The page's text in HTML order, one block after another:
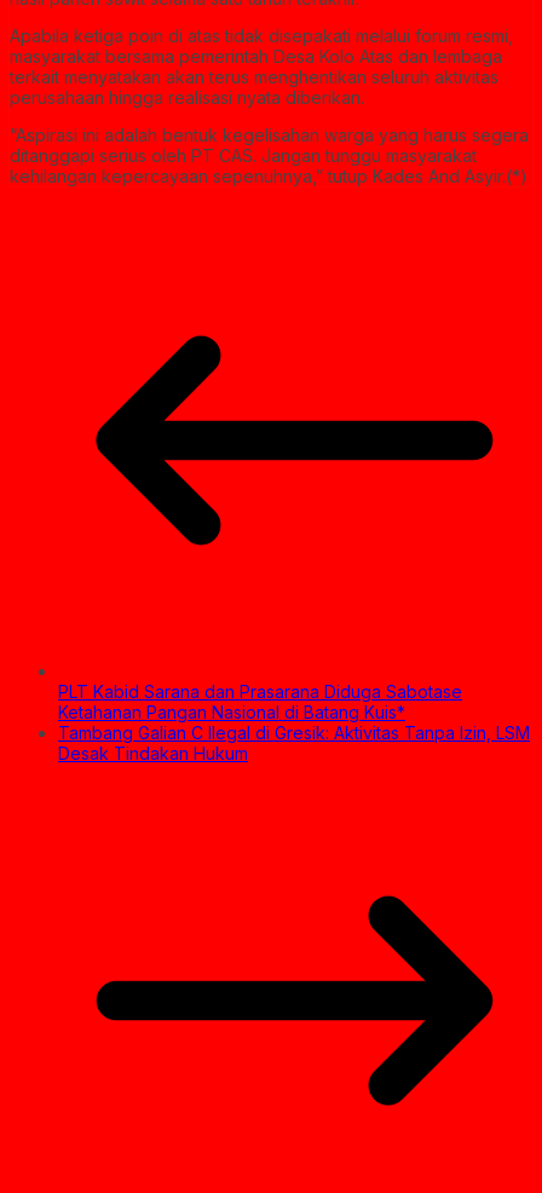
Apabila ketiga poin di atas tidak disepakati melalui forum resmi,
masyarakat bersama pemerintah Desa Kolo Atas dan lembaga
terkait menyatakan akan terus menghentikan seluruh aktivitas
perusahaan hingga realisasi nyata diberikan.
“Aspirasi ini adalah bentuk kegelisahan warga yang harus segera
ditanggapi serius oleh PT CAS. Jangan tunggu masyarakat
kehilangan kepercayaan sepenuhnya,” tutup Kades And Asyir.(*)
PLT Kabid Sarana dan Prasarana Diduga Sabotase
Ketahanan Pangan Nasional di Batang Kuis*
Tambang Galian C Ilegal di Gresik: Aktivitas Tanpa Izin, LSM
Desak Tindakan Hukum